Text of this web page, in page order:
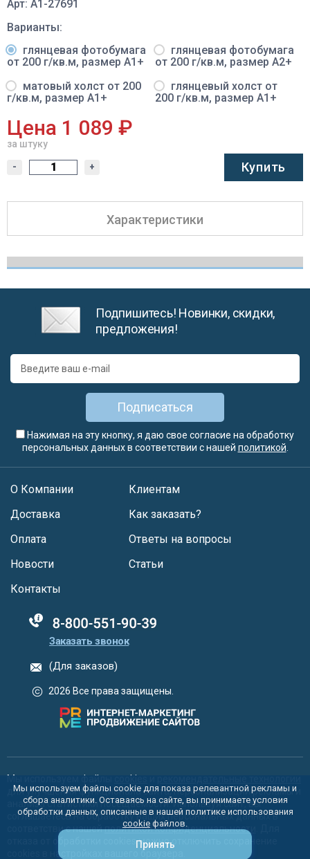
Арт: A1-27691
Варианты:
глянцевая фотобумага
от 200 г/кв.м, размер A1+
глянцевая фотобумага
от 200 г/кв.м, размер A2+
матовый холст от 200
г/кв.м, размер A1+
глянцевый холст от
200 г/кв.м, размер A1+
Цена 1 089 ₽
за штуку
- + Купить
Характеристики
Подпишитесь! Новинки, скидки,
предложения!
Подписаться
Нажимая на эту кнопку, я даю свое согласие на обработку
персональных данных в соответствии с нашей политикой
О Компании
Доставка
Оплата
Новости
Клиентам
Как заказать?
Ответы на вопросы
Статьи
Контакты
88005555550
Заказать звонок
(Для заказов)
2026 Все права защищены.
Мы используем файлы cookies
для улучшения функционала сайта, персонализации рекламы и
анализа статистики посещаемости. Используя сайт, вы
соглашаетесь на обработку ваших персональных данных в
соответстви с нашейполитикой конфиденциальности
отказа от обработки cookies можно отключить сохранение
cookies в настройках вашего браузера.
Мы используем файлы cookie для показа релевантной рекламы и
сбора аналитики. Оставаясь на сайте, вы принимаете условия
обработки данных, описанные в нашей политике использования
cookie файлов.
Принять